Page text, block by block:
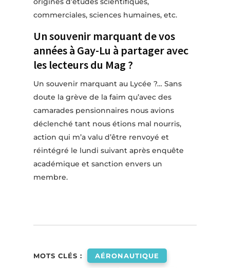
commerciales, sciences humaines, etc.
Un souvenir marquant de vos
années à Gay-Lu à partager avec
les lecteurs du Mag ?
Un souvenir marquant au Lycée ?… Sans
doute la grève de la faim qu’avec des
camarades pensionnaires nous avions
déclenché tant nous étions mal nourris,
action qui m’a valu d’être renvoyé et
réintégré le lundi suivant après enquête
académique et sanction envers un
membre.
MOTS CLÉS : AÉRONAUTIQUE